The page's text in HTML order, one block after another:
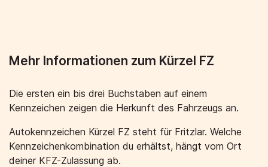
Mehr Informationen zum Kürzel FZ
Die ersten ein bis drei Buchstaben auf einem
Kennzeichen zeigen die Herkunft des Fahrzeugs an.
Autokennzeichen Kürzel FZ steht für Fritzlar. Welche
Kennzeichenkombination du erhältst, hängt vom Ort
deiner KFZ-Zulassung ab.